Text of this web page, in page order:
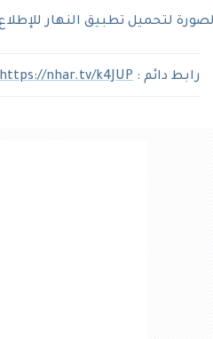
لتحميل تطبيق النهار
رابط دائم : https://nhar.tv/k4JUP